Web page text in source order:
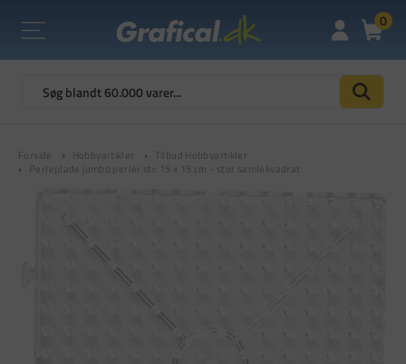
0
Forside Hobbyartikler
Tilbud Hobbyartikler
Perleplade jumbo perler str. 15 x 15 cm - stor samlekvadrat